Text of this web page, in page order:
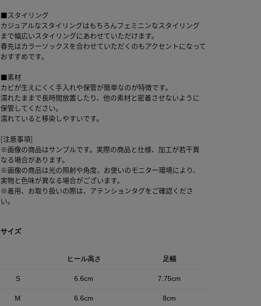
■スタイリング
カジュアルなスタイリングはもちろんフェミニンなスタイリング
まで幅広いスタイリングにあわせていただけます。
春先はカラーソックスを合わせていただくのもアクセントになって
おすすめです。
■素材
カビが生えにくく手入れや保管が簡単なのが特徴です。
濡れたままで長時間放置したり、他の素材と密着させないように
保管してください。
濡れていると移染しやすいです。
[注意事項]
※画像の商品はサンプルです。実際の商品と仕様、加工が若干異
なる場合があります。
※画像の商品は光の照射や角度、お使いのモニター環境により、
実物と色味が異なる場合がございます。
※着用、お取り扱いの際は、アテンションタグをご確認くださ
い。
サイズ
ヒール高さ 足幅
S 6.6cm 7.75cm
M 6.6cm 8cm